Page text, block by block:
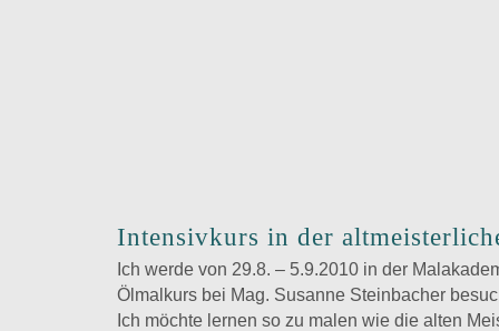
Intensivkurs in der
Ich werde von 29.8. – 5.9.2010 in der
Ölmalkurs bei Mag. Susanne Steinbacher
Ich möchte lernen so zu malen wie die alten